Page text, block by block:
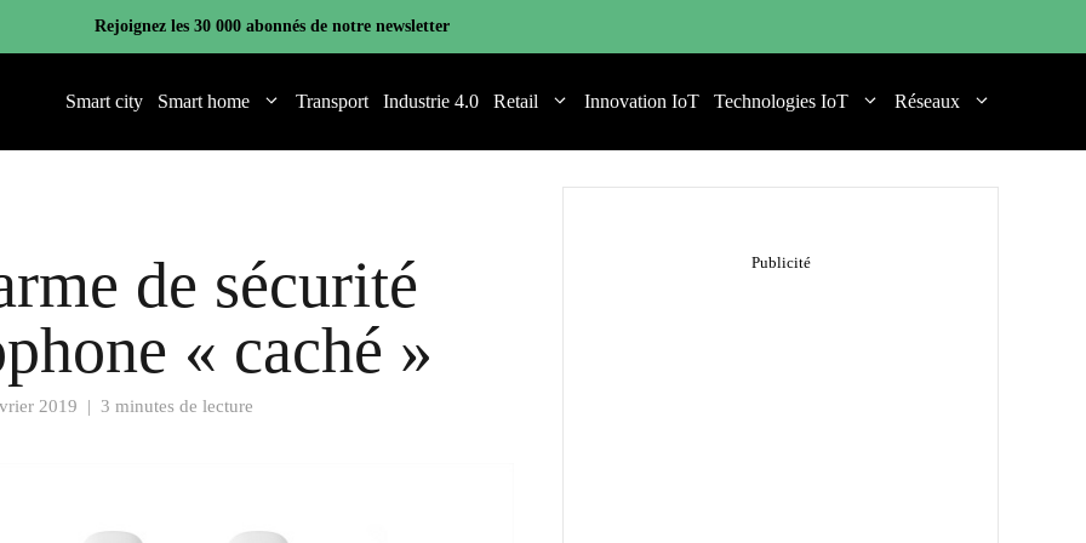
Rejoignez les 30 000 abonnés de notre newsletter
Smart city Smart home Transport Industrie 4.0 Retail Innovation IoT Technologies IoT Réseaux
de sécurité
« caché »
2019 | 3 minutes de lecture